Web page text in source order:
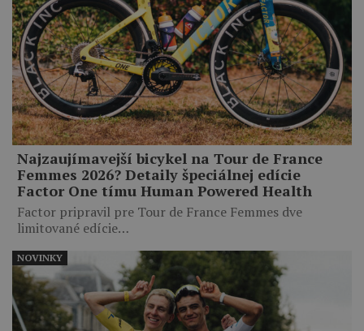
Najzaujímavejší bicykel na Tour de France
Femmes 2026? Detaily špeciálnej edície
Factor One tímu Human Powered Health
Factor pripravil pre Tour de France Femmes dve
limitované edície…
NOVINKY